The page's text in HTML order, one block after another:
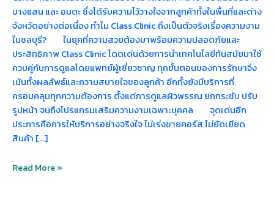
บางแสน และ อมตะ ซึ่งได้รับความไว้วางใจจากลูกค้าทั้งในพื้นที่และต่าง
จังหวัดอย่างต่อเนื่อง ทำไม Class Clinic ถึงเป็นตัวจริงเรื่องความงาม
ในชลบุรี? ในยุคที่ความสวยต้องมาพร้อมความปลอดภัยและ
ประสิทธิภาพ Class Clinic โดดเด่นด้วยการนำเทคโนโลยีทันสมัยมาใช้
ควบคู่กับการดูแลโดยแพทย์ผู้เชี่ยวชาญ ทุกขั้นตอนของการรักษาจึง
เน้นทั้งผลลัพธ์และความสบายใจของลูกค้า อีกทั้งยังมีบริการที่
ครอบคลุมทุกความต้องการ ตั้งแต่การดูแลผิวพรรณ ยกกระชับ ปรับ
รูปหน้า จนถึงโปรแกรมเสริมความงามเฉพาะบุคคล จุดเด่นอีก
ประการคือการให้บริการอย่างจริงใจ ไม่เร่งขายคอร์ส ไม่ยัดเยียด
สินค้า […]
Read More »